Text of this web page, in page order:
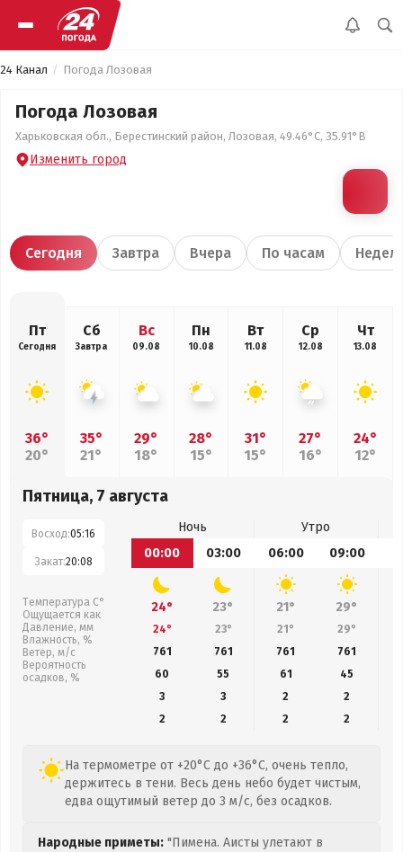
24 Канал Погода Лозовая
Погода Лозовая
Харьковская обл., Берестинский район, Лозовая, 49.46°С, 35.91°В
Изменить город
Сегодня Завтра Вчера По часам
Пт
Сегодня
36°
20°
Сб
Завтра
35°
21°
Вс
09.08
29°
18°
Пн
10.08
28°
15°
Вт
11.08
31°
15°
Ср
12.08
27°
16°
Чт
13.08
24°
12°
Пятница, 7 августа
Восход:05:16
Закат:20:08
Температура С°
Ощущается как
Давление, мм
Влажность, %
Ветер, м/с
Вероятность
осадков, %
Ночь
Утро
00:00
03:00 06:00 09:00
24° 23° 21° 29°
24° 23° 21° 29°
761
761 761 761
60
55 61
45
3
3 2
2
2
2 2 2
На термометре от +20°C до +36°C, очень тепло,
держитесь в тени. Весь день небо будет чистым,
едва ощутимый ветер до 3 м/с, без осадков.
Народные приметы: "Пимена. Аисты улетают в